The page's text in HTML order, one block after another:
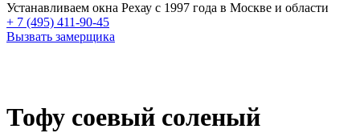
Устанавливаем окна Рехау с 1997 года в Москве и области
+ 7 (495) 411-90-45
Вызвать замерщика
Тофу соевый соленый